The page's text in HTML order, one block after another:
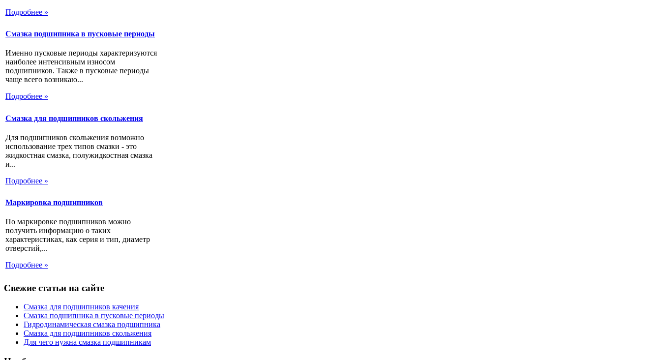
Подробнее »
Смазка подшипника в пусковые периоды
Именно пусковые периоды характеризуются
наиболее интенсивным износом
подшипников. Также в пусковые периоды
чаще всего возникаю...
Подробнее »
Смазка для подшипников скольжения
Для подшипников скольжения возможно
использование трех типов смазки - это
жидкостная смазка, полужидкостная смазка
и...
Подробнее »
Маркировка подшипников
По маркировке подшипников можно
получить информацию о таких
характеристиках, как серия и тип, диаметр
отверстий,...
Подробнее »
Свежие статьи на сайте
Смазка для подшипников качения
Смазка подшипника в пусковые периоды
Гидродинамическая смазка подшипника
Смазка для подшипников скольжения
Для чего нужна смазка подшипникам